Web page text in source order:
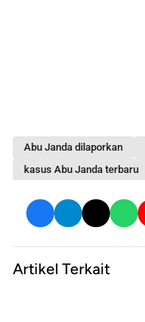
Abu Janda dilaporkan
kasus Abu Janda terbaru
Artikel Terkait